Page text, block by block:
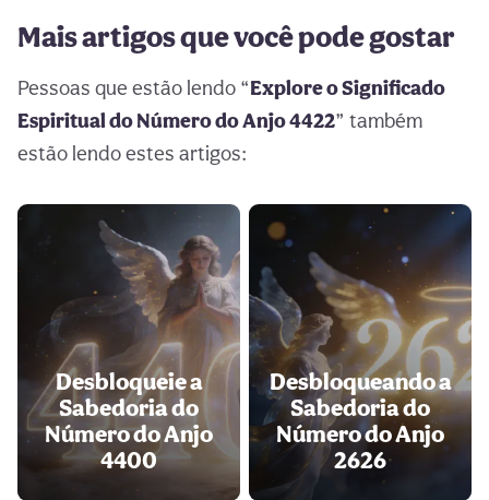
Mais artigos que você pode gostar
Pessoas que estão lendo “Explore o Significado
Espiritual do Número do Anjo 4422” também
estão lendo estes artigos:
Desbloqueie a
Sabedoria do
Número do Anjo
4400
Desbloqueando a
Sabedoria do
Número do Anjo
2626